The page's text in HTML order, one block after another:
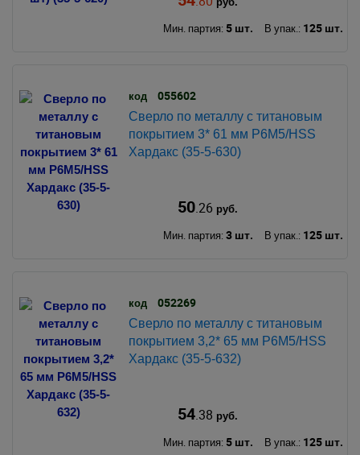
Мин. партия: 5 шт. В упак.: 125 шт.
код 055602
Сверло по металлу с титановым
покрытием 3* 61 мм Р6М5/HSS
Хардакс (35-5-630)
50.26 руб.
Мин. партия: 3 шт. В упак.: 125 шт.
код 052269
Сверло по металлу с титановым
покрытием 3,2* 65 мм Р6М5/HSS
Хардакс (35-5-632)
54.38 руб.
Мин. партия: 5 шт. В упак.: 125 шт.